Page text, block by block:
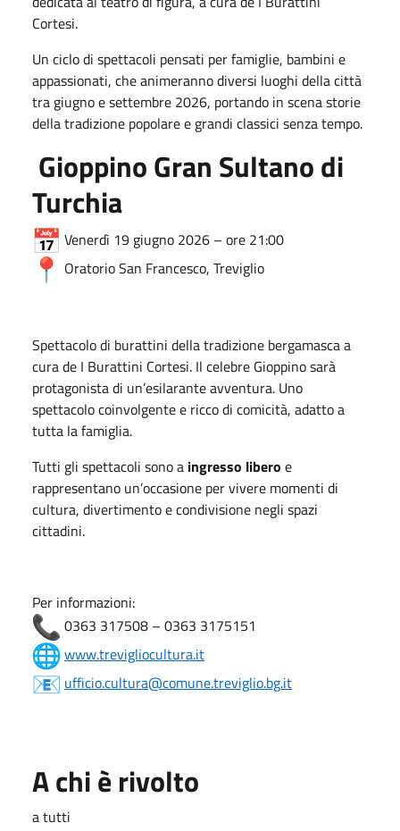
Cortesi.
Un ciclo di spettacoli pensati per famiglie, bambini e
appassionati, che animeranno diversi luoghi della città
tra giugno e settembre 2026, portando in scena storie
della tradizione popolare e grandi classici senza tempo.
Gioppino Gran Sultano di
Turchia
Venerdì 19 giugno 2026 – ore 21:00
Oratorio San Francesco, Treviglio
Spettacolo di burattini della tradizione bergamasca a
cura de I Burattini Cortesi. Il celebre Gioppino sarà
protagonista di un’esilarante avventura. Uno
spettacolo coinvolgente e ricco di comicità, adatto a
tutta la famiglia.
Tutti gli spettacoli sono a ingresso libero e
rappresentano un’occasione per vivere momenti di
cultura, divertimento e condivisione negli spazi
cittadini.
Per informazioni:
0363 317508 – 0363 3175151
www.trevigliocultura.it
ufficio.cultura@comune.treviglio.bg.it
A chi è rivolto
a tutti